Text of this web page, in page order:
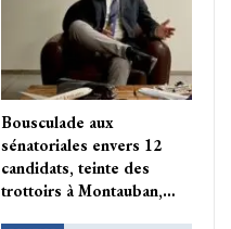
Bousculade aux
sénatoriales envers 12
candidats, teinte des
trottoirs à Montauban,…